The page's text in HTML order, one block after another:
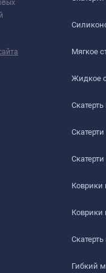
может
Мягкое
Жидкое
Коврики
Гибкий